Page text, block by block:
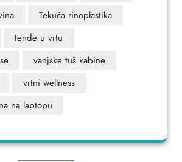
Tekuća rinoplastika
tende u vrtu
vanjske tuš kabine
vrtni wellness
na laptopu